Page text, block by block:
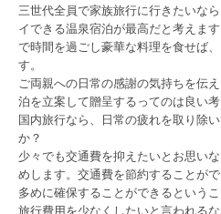
三世代全員で家族旅行に行きたいな
イできる温泉宿泊が最高だと考えま
で時間を過ごし豪華な料理を食せば
す。
ご両親への日常の感謝の気持ちを伝
泊を立案して贈呈するってのは良い
国内旅行なら、日常の疲れを取り除
か？
少々でも交通費を抑えたいとお思い
めします。交通費を節約することが
多めに確保することができるというこ
旅行費用を少なくしたいと言われる